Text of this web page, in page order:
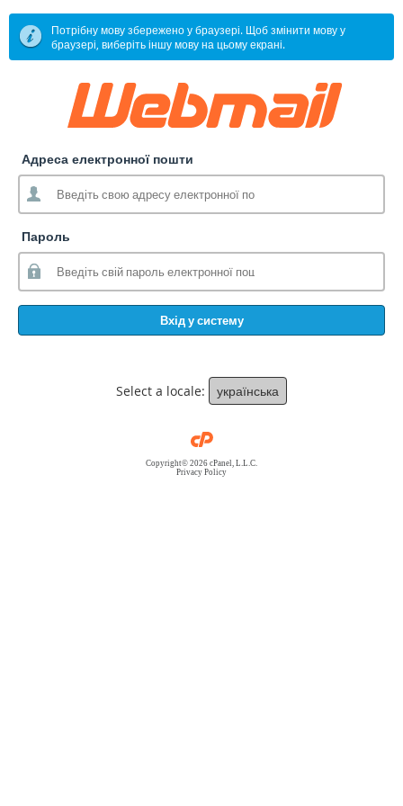
Потрібну мову збережено у браузері. Щоб змінити мову у
браузері, виберіть іншу мову на цьому екрані.
Адреса електронної пошти
Пароль
Вхід у систему
Select a locale: українська
Copyright© 2026 cPanel, L.L.C.
Privacy Policy